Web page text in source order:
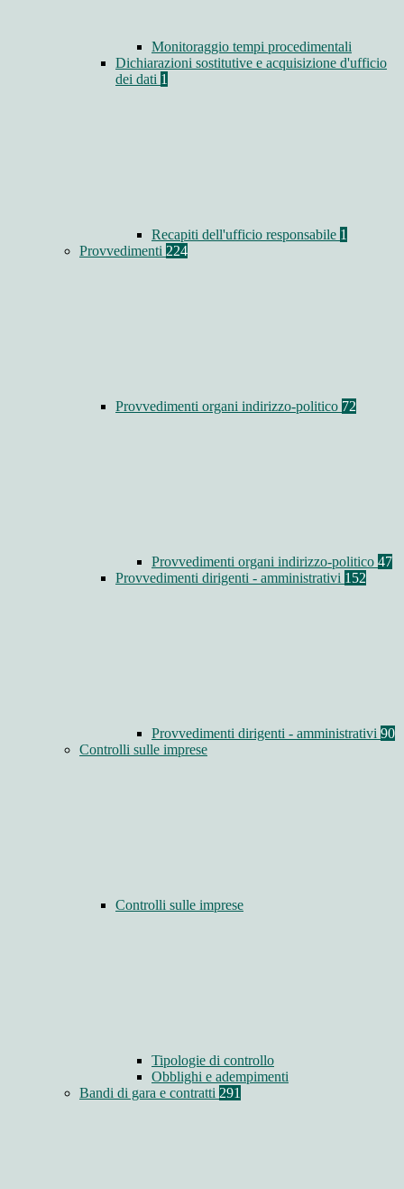
Monitoraggio tempi procedimentali
Dichiarazioni sostitutive e acquisizione d'ufficio
dei dati 1
Recapiti dell'ufficio responsabile 1
Provvedimenti 224
Provvedimenti organi indirizzo-politico 72
Provvedimenti organi indirizzo-politico 47
Provvedimenti dirigenti - amministrativi 152
Provvedimenti dirigenti - amministrativi 90
Controlli sulle imprese
Controlli sulle imprese
Tipologie di controllo
Obblighi e adempimenti
Bandi di gara e contratti 291